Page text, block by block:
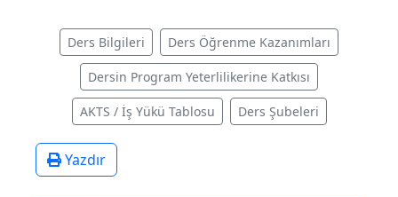
Ders Bilgileri Ders Öğrenme Kazanımları
Dersin Program Yeterlilikerine Katkısı
AKTS / İş Yükü Tablosu Ders Şubeleri
Yazdır